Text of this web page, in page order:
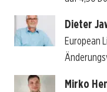
Dieter
European
Mirko